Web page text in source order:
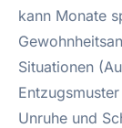
kann Monate
Situationen
Unruhe und